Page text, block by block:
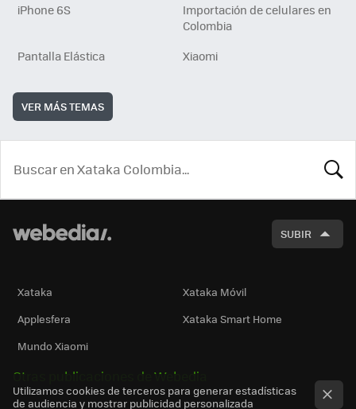
iPhone 6S
Importación de celulares en
Colombia
Pantalla Elástica
Xiaomi
VER MÁS TEMAS
SUBIR
Xataka
Xataka Móvil
Applesfera
Xataka Smart Home
Mundo Xiaomi
Otras publicaciones de Webedia
Utilizamos cookies de terceros para generar estadísticas
de audiencia y mostrar publicidad personalizada